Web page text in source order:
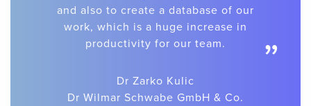
and also to create a database of our
work, which is a huge increase in
productivity for our team.
”
Dr Zarko Kulic
Dr Wilmar Schwabe GmbH & Co.